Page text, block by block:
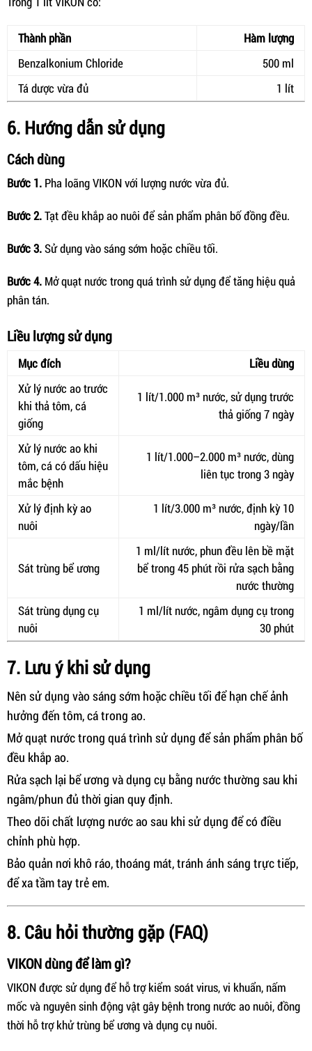
Thành phần
Hàm lượng
Benzalkonium Chloride
500 ml
Tá dược vừa đủ
1 lít
6. Hướng dẫn sử dụng
Cách dùng
Bước 1. Pha loãng VIKON với lượng nước vừa đủ.
Bước 2.Tạt đều khắp ao nuôi để sản phẩm phân bố đồng đều.
Bước 3.Sử dụng vào sáng sớm hoặc chiều tối.
Bước 4. Mở quạt nước trong quá trình sử dụng để tăng hiệu quả
phân tán.
Liều lượng sử dụng
Mục đích
Liều dùng
Xử lý nước ao trước
khi thả tôm, cá
giống
1 lít/1.000 m³ nước, sử dụng trước
thả giống 7 ngày
Xử lý nước ao khi
tôm, cá có dấu hiệu
mắc bệnh
1 lít/1.000–2.000 m³ nước, dùng
liên tục trong 3 ngày
Xử lý định kỳ ao
nuôi
1 lít/3.000 m³ nước, định kỳ 10
ngày/lần
Sát trùng bể ương
1 ml/lít nước, phun đều lên bề mặt
bể trong 45 phút rồi rửa sạch bằng
nước thường
Sát trùng dụng cụ
nuôi
1 ml/lít nước, ngâm dụng cụ trong
30 phút
7. Lưu ý khi sử dụng
Nên sử dụng vào sáng sớm hoặc chiều tối để hạn chế ảnh
hưởng đến tôm, cá trong ao.
Mở quạt nước trong quá trình sử dụng để sản phẩm phân bố
đều khắp ao.
Rửa sạch lại bể ương và dụng cụ bằng nước thường sau khi
ngâm/phun đủ thời gian quy định.
Theo dõi chất lượng nước ao sau khi sử dụng để có điều
chỉnh phù hợp.
Bảo quản nơi khô ráo, thoáng mát, tránh ánh sáng trực tiếp,
để xa tầm tay trẻ em.
8. Câu hỏi thường gặp (FAQ)
VIKON dùng để làm gì?
VIKON được sử dụng để hỗ trợ kiểm soát virus, vi khuẩn, nấm
mốc và nguyên sinh động vật gây bệnh trong nước ao nuôi, đồng
thời hỗ trợ khử trùng bể ương và dụng cụ nuôi.